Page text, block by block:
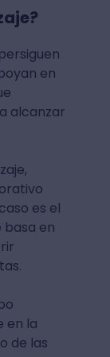
en
alcanzar
es el
basa en
en la
de las